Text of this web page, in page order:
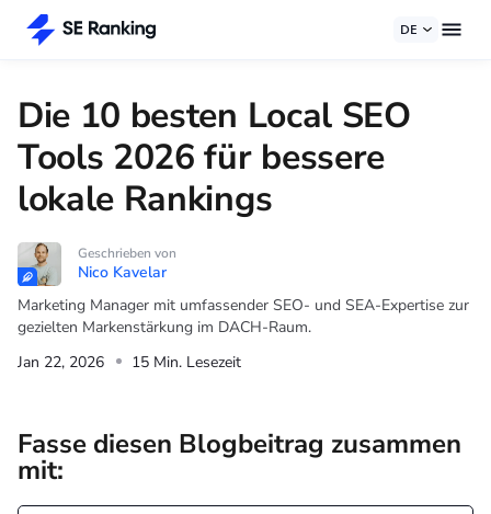
DE
Die 10 besten Local SEO
Tools 2026 für bessere
lokale Rankings
Geschrieben von
Nico Kavelar
Marketing Manager mit umfassender SEO- und SEA-Expertise zur
gezielten Markenstärkung im DACH-Raum.
Jan 22, 2026
15 Min. Lesezeit
Fasse diesen Blogbeitrag zusammen
mit: